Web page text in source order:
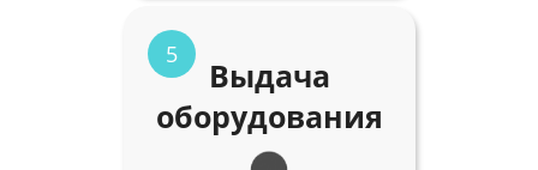
5
Выдача
оборудования